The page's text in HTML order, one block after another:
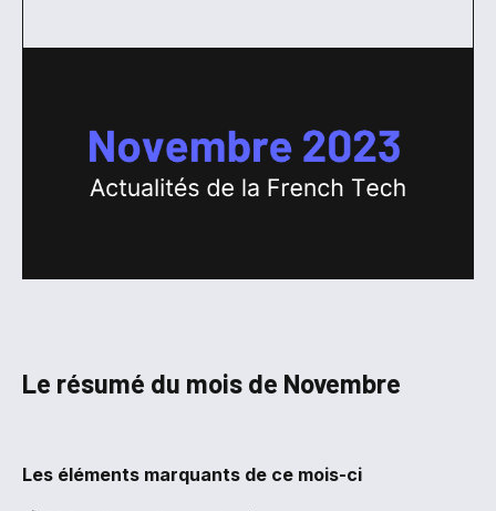
Le résumé du mois de Novembre
Les éléments marquants de ce mois-ci